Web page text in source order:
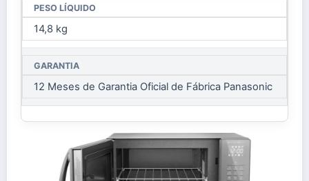
PESO LÍQUIDO
14,8 kg
GARANTIA
12 Meses de Garantia Oficial de Fábrica Panasonic